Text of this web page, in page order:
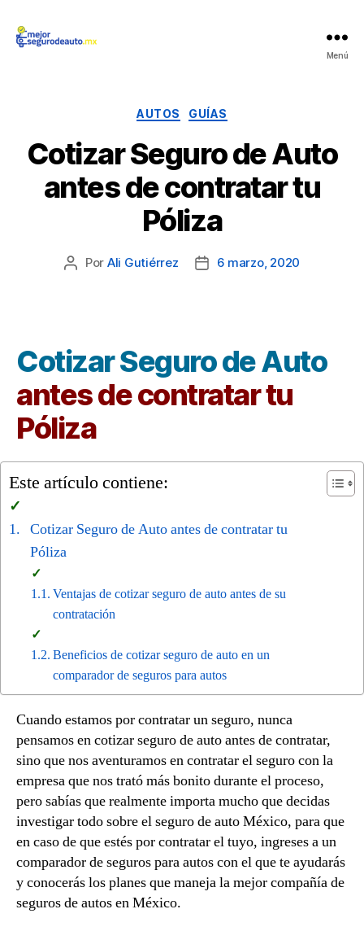
Menú
Categorías
AUTOS GUÍAS
Cotizar Seguro de Auto
antes de contratar tu
Póliza
Autor
Por Ali Gutiérrez
Fecha6 marzo, 2020
Cotizar Seguro de Auto
antes de contratar tu
Póliza
Este artículo contiene:
Cotizar Seguro de Auto antes de contratar tu
Póliza
Ventajas de cotizar seguro de auto antes de su
contratación
Beneficios de cotizar seguro de auto en un
comparador de seguros para autos
Cuando estamos por contratar un seguro, nunca
pensamos en cotizar seguro de auto antes de contratar,
sino que nos aventuramos en contratar el seguro con la
empresa que nos trató más bonito durante el proceso,
pero sabías que realmente importa mucho que decidas
investigar todo sobre el seguro de auto México, para que
en caso de que estés por contratar el tuyo, ingreses a un
comparador de seguros para autos con el que te ayudarás
y conocerás los planes que maneja la mejor compañía de
seguros de autos en México.